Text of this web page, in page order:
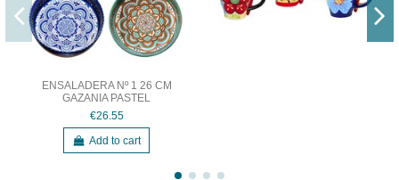
ENSALADERA Nº 1 26 CM
GAZANIA PASTEL
€26.55
Add to cart